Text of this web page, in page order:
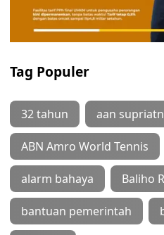
Tag Populer
32 tahun aan
ABN Amro World Tennis
alarm bahaya Baliho
bantuan pemerintah